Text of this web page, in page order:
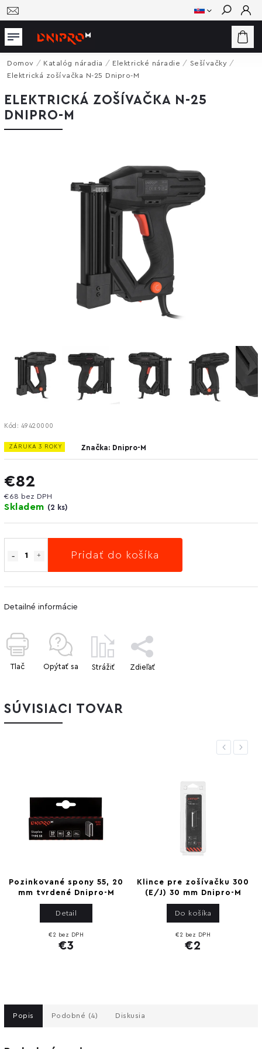
Hľadať
Domov / Katalóg náradia / Elektrické náradie / Sešívačky /
Elektrická zošívačka N-25 Dnipro-M
ELEKTRICKÁ ZOŠÍVAČKA N-25
DNIPRO-M
Kód: 49420000
ZÁRUKA 3 ROKY Značka: Dnipro-M
€82
€68 bez DPH
Skladem (2 ks)
Pridať do košíka
Detailné informácie
Tlač Opýtať sa Strážiť Zdieľať
Popis Podobné (4) Diskusia
SÚVISIACI TOVAR
Previous
Pozinkované spony 55, 20
mm tvrdené Dnipro-M
€2 bez DPH
€3
Detail
Klince pre zošívačku 300
(E/J) 30 mm Dnipro-M
€2 bez DPH
€2
Do košíka
Next